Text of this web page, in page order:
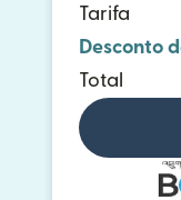
Tarifa
Desconto
Total